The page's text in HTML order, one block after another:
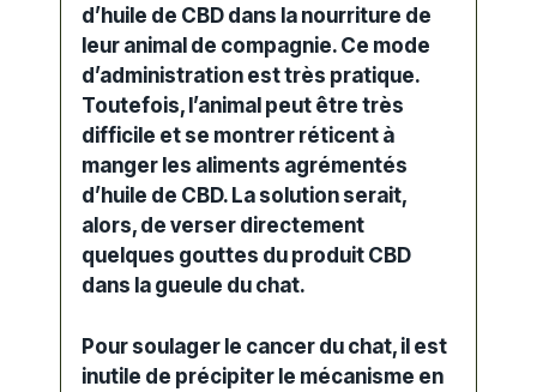
d’huile de CBD dans la nourriture de
leur animal de compagnie. Ce mode
d’administration est très pratique.
Toutefois, l’animal peut être très
difficile et se montrer réticent à
manger les aliments agrémentés
d’ huile de CBD. La solution serait,
alors, de verser directement
quelques gouttes du produit CBD
dans la gueule du chat.
Pour soulager le cancer du chat, il est
inutile de précipiter le mécanisme en